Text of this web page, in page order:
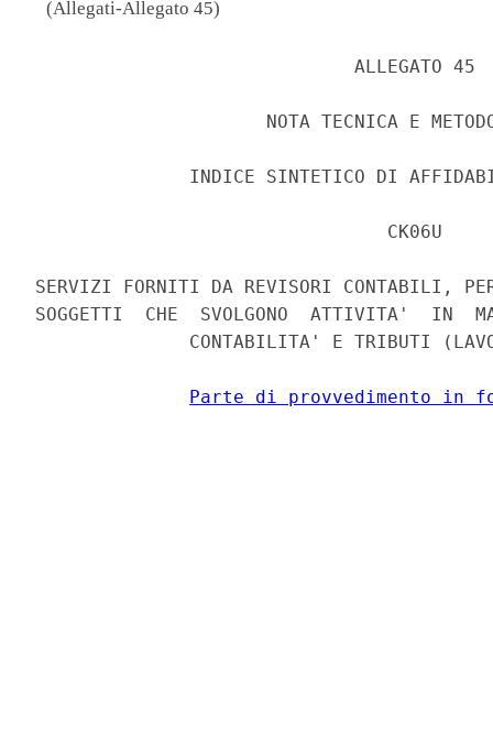
(Allegati-Allegato 45)
                             ALLEGATO 45
NOTA TECNICA E
INDICE SINTETICO DI
                                CK06U
SERVIZI FORNITI DA REVISORI CONTABILI,
SOGGETTI  CHE  SVOLGONO  ATTIVITA'  IN
CONTABILITA' E TRIBUTI
Parte di provvedimento in